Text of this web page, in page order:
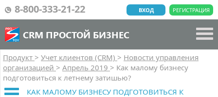
8-800-333-21-22 РЕГИСТРАЦИЯ
ВХОД
CRM ПРОСТОЙ БИЗНЕС
Продукт > Учет клиентов (CRM) > Новости управления
организацией > Апрель 2019 > Как малому бизнесу
подготовиться к летнему затишью?
КАК МАЛОМУ БИЗНЕСУ ПОДГОТОВИТЬСЯ К